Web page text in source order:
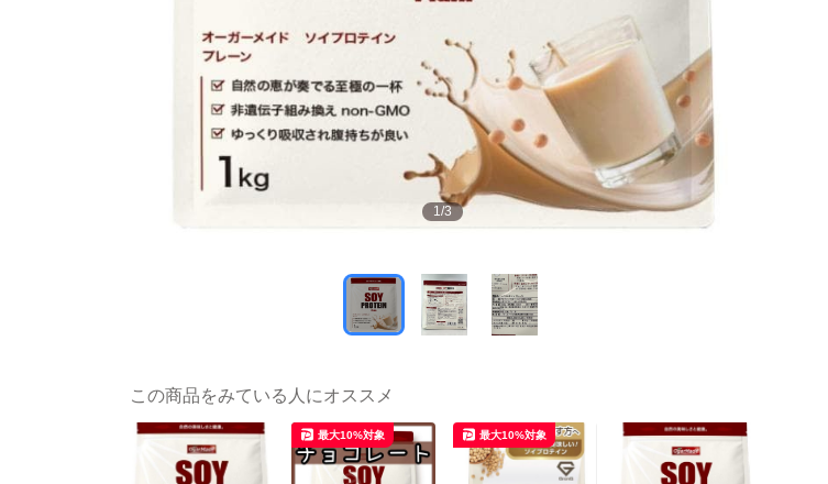
1/3
この商品をみている人にオススメ
最大10%対象 最大10%対象